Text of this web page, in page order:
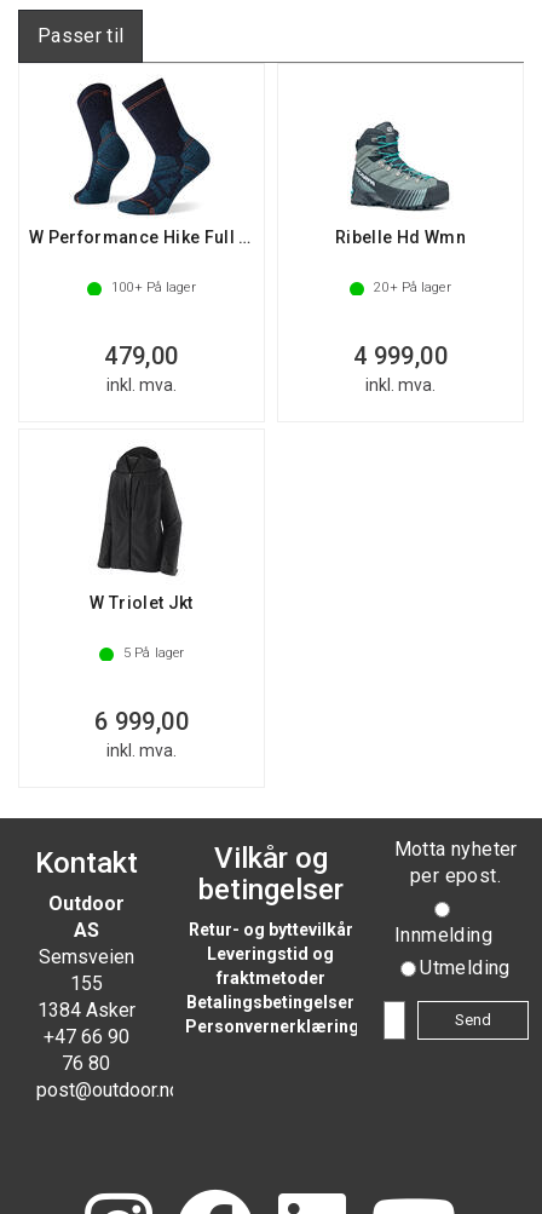
Passer til
W Performance Hike Full Cushion Crew
100+På lager
479,00
inkl. mva.
Ribelle Hd Wmn
20+På lager
4 999,00
inkl. mva.
W Triolet Jkt
5 På lager
6 999,00
inkl. mva.
Kontakt
Outdoor
AS
Semsveien
155
1384 Asker
+47 66 90
76 80
post@outdoor.no
Vilkår og
betingelser
Retur- og byttevilkår
Leveringstid og
fraktmetoder
Betalingsbetingelser
Personvernerklæring
Motta nyheter
per epost.
Innmelding
Utmelding